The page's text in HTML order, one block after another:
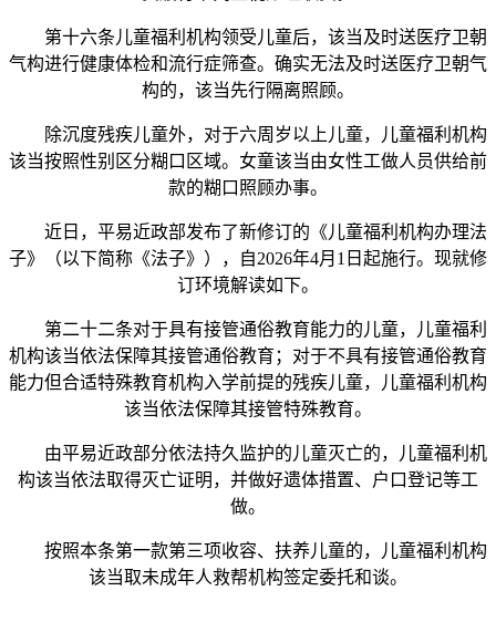
第十六条儿童福利机构领受儿童后，该当及时送医疗卫朝
气构进行健康体检和流行症筛查。确实无法及时送医疗卫朝气
构的，该当先行隔离照顾。
除沉度残疾儿童外，对于六周岁以上儿童，儿童福利机构
该当按照性别区分糊口区域。女童该当由女性工做人员供给前
款的糊口照顾办事。
近日，平易近政部发布了新修订的《儿童福利机构办理法
子》（以下简称《法子》），自2026年4月1日起施行。现就修
订环境解读如下。
第二十二条对于具有接管通俗教育能力的儿童，儿童福利
机构该当依法保障其接管通俗教育；对于不具有接管通俗教育
能力但合适特殊教育机构入学前提的残疾儿童，儿童福利机构
该当依法保障其接管特殊教育。
由平易近政部分依法持久监护的儿童灭亡的，儿童福利机
构该当依法取得灭亡证明，并做好遗体措置、户口登记等工
做。
按照本条第一款第三项收容、扶养儿童的，儿童福利机构
该当取未成年人救帮机构签定委托和谈。